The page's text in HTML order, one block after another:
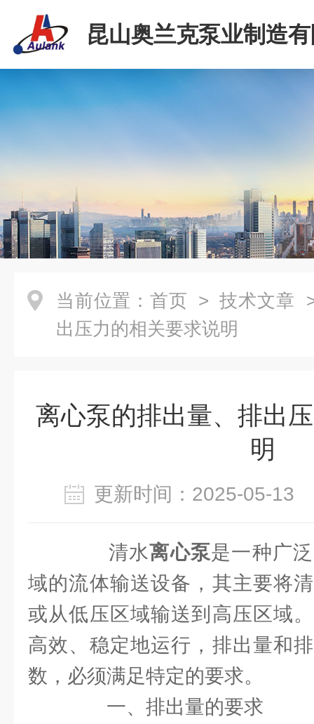
昆山奥兰克泵业制造
当前位置： 首页 > 技术文章
出压力的相关要求说明
离心泵的排出量、排出
明
更新时间：2025-05-
清水离心泵是一种广
域的流体输送设备，其主要将
或从低压区域输送到高压区域
高效、稳定地运行，排出量和
数，必须满足特定的要求。
一、排出量的要求